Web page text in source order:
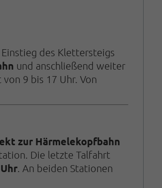
Einstieg des Klettersteigs
und anschließend weiter
9 bis 17 Uhr. Von
zur Härmelekopfbahn
Die letzte Talfahrt
. An beiden Stationen